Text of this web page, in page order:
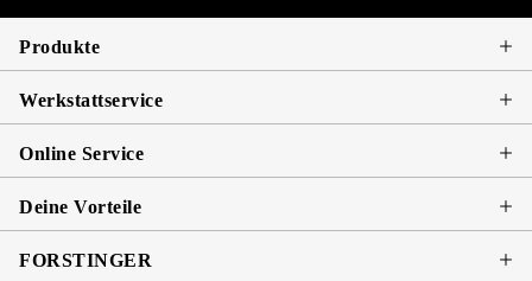
Produkte
Werkstattservice
Online Service
Deine Vorteile
FORSTINGER